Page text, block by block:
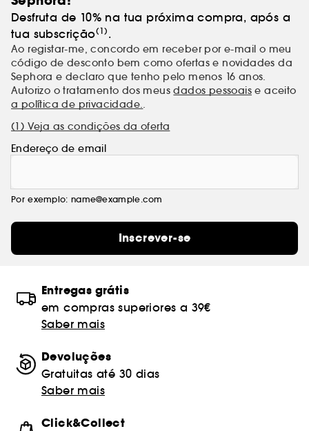
Desfruta de 10% na tua próxima compra, após a
tua subscrição(1) .
Ao registar-me, concordo em receber por e-mail o meu
código de desconto bem como ofertas e novidades da
Sephora e declaro que tenho pelo menos 16 anos.
Autorizo o tratamento dos meusdados pessoais e aceito
a política de privacidade..
(1) Veja as condições da oferta
Endereço de email
Por exemplo: name@example.com
Inscrever-se
Entregas grátis
em compras superiores a 39€
Saber mais
Devoluções
Gratuitas até 30 dias
Saber mais
Click&Collect